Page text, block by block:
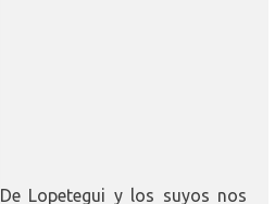
De Lopetegui y los suyos nos